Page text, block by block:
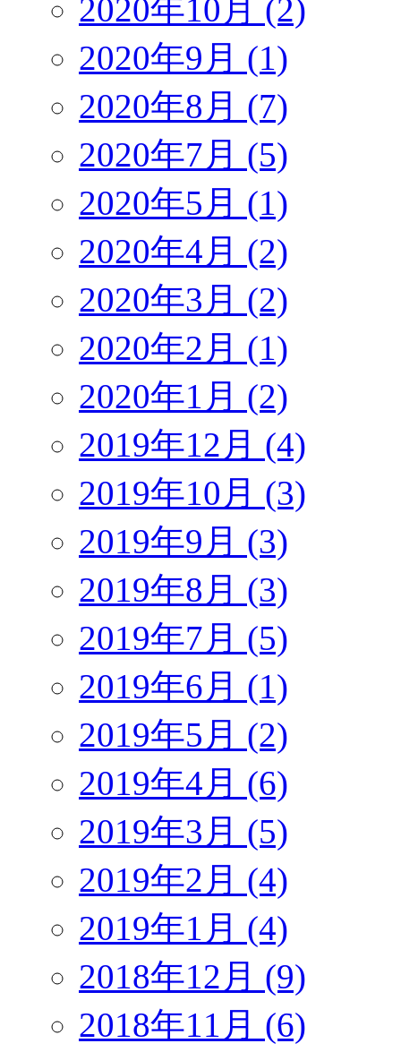
2020年10月 (2)
2020年9月 (1)
2020年8月 (7)
2020年7月 (5)
2020年5月 (1)
2020年4月 (2)
2020年3月 (2)
2020年2月 (1)
2020年1月 (2)
2019年12月 (4)
2019年10月 (3)
2019年9月 (3)
2019年8月 (3)
2019年7月 (5)
2019年6月 (1)
2019年5月 (2)
2019年4月 (6)
2019年3月 (5)
2019年2月 (4)
2019年1月 (4)
2018年12月 (9)
2018年11月 (6)